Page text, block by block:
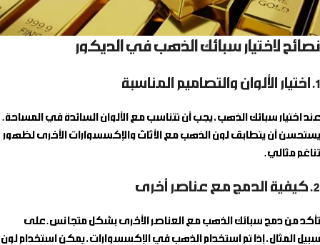
نصائح لاختيار سبائك الذهب في الديكور
1. اختيار الألوان والتصاميم المناسبة
عند اختيار سبائك الذهب، يجب أن تتناسب مع الألوان السائدة في المساحة.
يستحسن أن يتطابق لون الذهب مع الأثاث والإكسسوارات الأخرى لظهور
تناغم مثالي.
2. كيفية الدمج مع عناصر أخرى
تأكد من دمج سبائك الذهب مع العناصر الأخرى بشكل متجانس. على
سبيل المثال، إذا تم استخدام الذهب في الإكسسوارات، يمكن استخدام لون